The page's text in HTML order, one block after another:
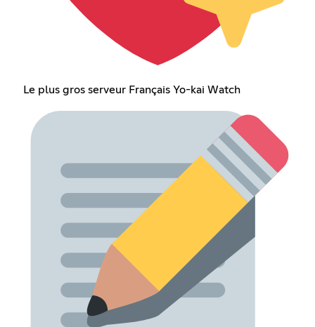
Le plus gros serveur Français Yo-kai Watch